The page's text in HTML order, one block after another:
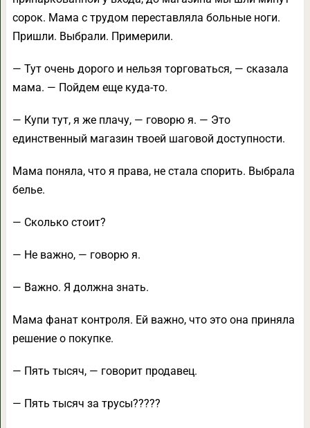
сорок. Мама с трудом переставляла больные ноги.
Пришли. Выбрали. Примерили.
— Тут очень дорого и нельзя торговаться, — сказала
мама. — Пойдем еще куда-то.
— Купи тут, я же плачу, — говорю я. — Это
единственный магазин твоей шаговой доступности.
Мама поняла, что я права, не стала спорить. Выбрала
белье.
— Сколько стоит?
— Не важно, — говорю я.
— Важно. Я должна знать.
Мама фанат контроля. Ей важно, что это она приняла
решение о покупке.
— Пять тысяч, — говорит продавец.
— Пять тысяч за трусы?????